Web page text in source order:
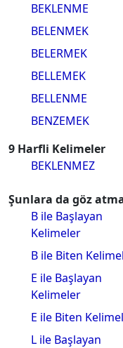
BEKLENME
BELENMEK
BELERMEK
BELLEMEK
BELLENME
BENZEMEK
9 Harfli Kelimeler
BEKLENMEZ
Şunlara da göz
B ile Başlayan
Kelimeler
B ile Biten
E ile Başlayan
Kelimeler
E ile Biten
L ile Başlayan